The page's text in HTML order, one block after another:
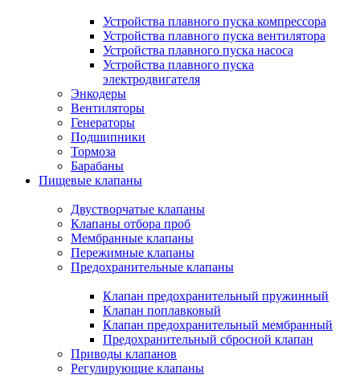
Устройства плавного пуска компрессора
Устройства плавного пуска вентилятора
Устройства плавного пуска насоса
Устройства плавного пуска
электродвигателя
Энкодеры
Вентиляторы
Генераторы
Подшипники
Тормоза
Барабаны
Пищевые клапаны
Двустворчатые клапаны
Клапаны отбора проб
Мембранные клапаны
Пережимные клапаны
Предохранительные клапаны
Клапан предохранительный пружинный
Клапан поплавковый
Клапан предохранительный мембранный
Предохранительный сбросной клапан
Приводы клапанов
Регулирующие клапаны